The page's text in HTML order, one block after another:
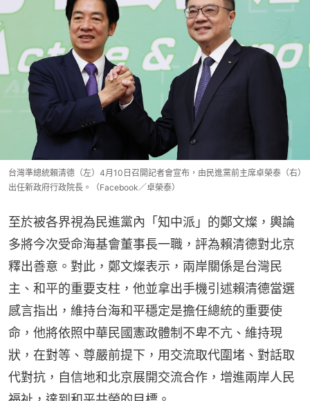
台灣準總統賴清德（左）4月10日召開記者會宣布，由民進黨前主席卓榮泰（右）
出任新政府行政院長。（Facebook／卓榮泰）
至於被各界視為民進黨內「知中派」的鄭文燦，輿論
多將今次受命海基會董事長一職，評為賴清德對北京
釋出善意。對此，鄭文燦表示，兩岸關係是台灣民
主、和平的重要支柱，他並拿出手機引述賴清德當選
感言指出，維持台海和平穩定是擔任總統的重要使
命，他將依照中華民國憲政體制不卑不亢、維持現
狀，在對等、尊嚴前提下，用交流取代圍堵、對話取
代對抗，自信地和北京展開交流合作，增進兩岸人民